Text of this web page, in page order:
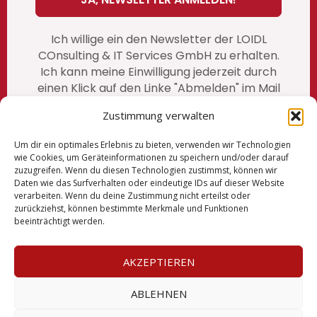
Zustimmung verwalten
Um dir ein optimales Erlebnis zu bieten, verwenden wir Technologien
wie Cookies, um Geräteinformationen zu speichern und/oder darauf
zuzugreifen. Wenn du diesen Technologien zustimmst, können wir
Daten wie das Surfverhalten oder eindeutige IDs auf dieser Website
verarbeiten. Wenn du deine Zustimmung nicht erteilst oder
zurückziehst, können bestimmte Merkmale und Funktionen
beeinträchtigt werden.
AKZEPTIEREN
ABLEHNEN
Ich willige ein den Newsletter der LOIDL
COnsulting & IT Services GmbH zu erhalten.
Ich kann meine Einwilligung jederzeit durch
einen Klick auf den Linke "Abmelden" im Mail
Datenschutzerklärung finden Sie auf
unserer Website
https://www.loidl-
consulting.at/loidl-datenschutz/
T&Cs
Privacy policy